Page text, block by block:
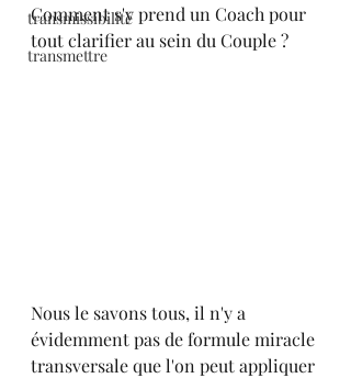
transmissibilité
transmettre
Comment s'y prend un Coach pour
tout clarifier au sein du Couple ?
Nous le savons tous, il n'y a
évidemment pas de formule miracle
transversale que l'on peut appliquer